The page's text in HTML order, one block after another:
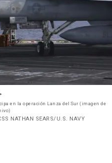
en la operación Lanza del Sur (imagen de
NATHAN SEARS/U.S. NAVY